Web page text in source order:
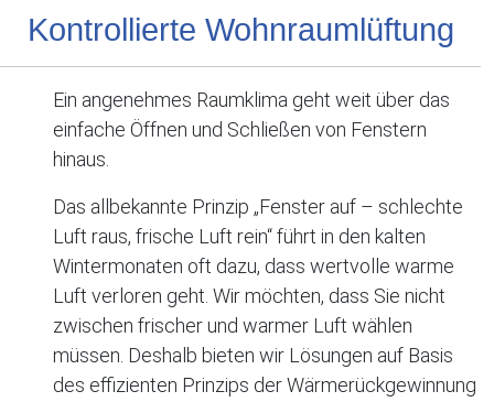
Kontrollierte Wohnraumlüftung
Ein angenehmes Raumklima geht weit über das
einfache Öffnen und Schließen von Fenstern
hinaus.
Das allbekannte Prinzip „Fenster auf – schlechte
Luft raus, frische Luft rein“ führt in den kalten
Wintermonaten oft dazu, dass wertvolle warme
Luft verloren geht. Wir möchten, dass Sie nicht
zwischen frischer und warmer Luft wählen
müssen. Deshalb bieten wir Lösungen auf Basis
des effizienten Prinzips der Wärmerückgewinnung